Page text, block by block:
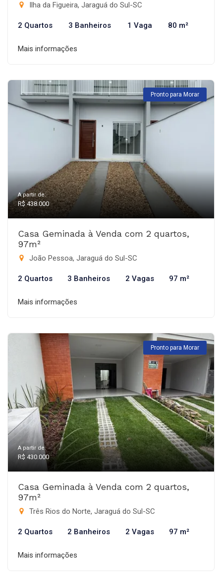
Ilha da Figueira, Jaraguá do Sul-SC
2 Quartos 3 Banheiros 1 Vaga 80 m²
Mais informações
Pronto para Morar
A partir de:
R$ 438.000
Casa Geminada à Venda com 2 quartos,
97m²
João Pessoa, Jaraguá do Sul-SC
2 Quartos 3 Banheiros 2 Vagas 97 m²
Mais informações
Pronto para Morar
A partir de:
R$ 430.000
Casa Geminada à Venda com 2 quartos,
97m²
Três Rios do Norte, Jaraguá do Sul-SC
2 Quartos 2 Banheiros 2 Vagas 97 m²
Mais informações